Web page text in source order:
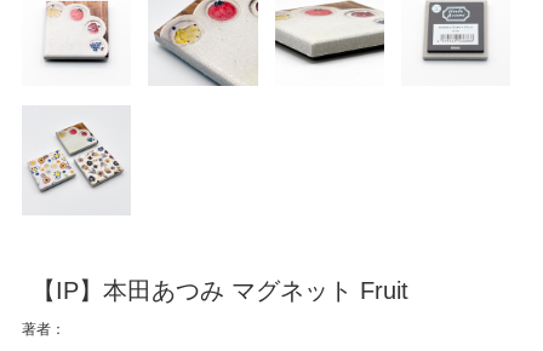
【IP】本田あつみ マグネット Fruit
著者：